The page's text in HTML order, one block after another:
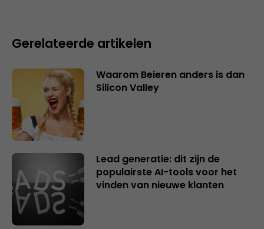
Gerelateerde artikelen
Waarom Beieren anders is dan
Silicon Valley
Lead generatie: dit zijn de
populairste AI-tools voor het
vinden van nieuwe klanten